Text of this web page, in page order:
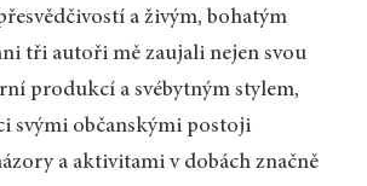
a živým, bohatým
tři autoři mě zaujali nejen svou
produkcí a svébytným stylem,
svými občanskými postoji
a aktivitami v dobách značně